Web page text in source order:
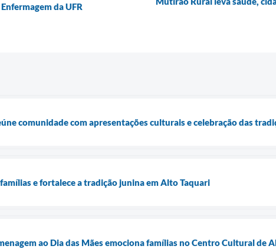
da UFR
comunidade com apresentações culturais e celebração das
e fortalece a tradição junina em Alto Taquari
ao Dia das Mães emociona famílias no Centro Cultural de